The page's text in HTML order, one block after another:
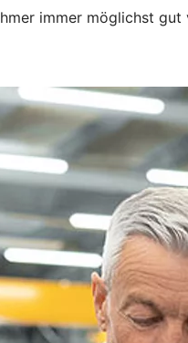
immer möglichst